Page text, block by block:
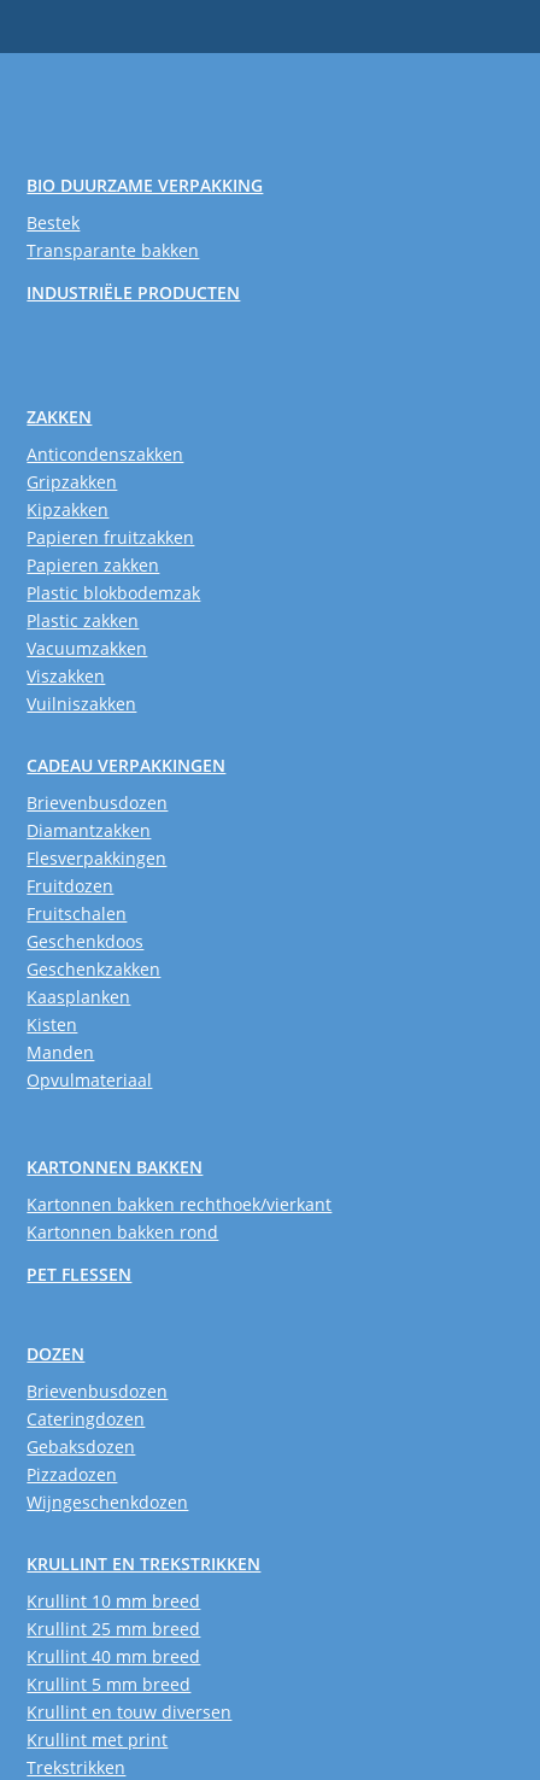
BIO DUURZAME VERPAKKING
Bestek
Transparante bakken
INDUSTRIËLE PRODUCTEN
ZAKKEN
Anticondenszakken
Gripzakken
Kipzakken
Papieren fruitzakken
Papieren zakken
Plastic blokbodemzak
Plastic zakken
Vacuumzakken
Viszakken
Vuilniszakken
CADEAU VERPAKKINGEN
Brievenbusdozen
Diamantzakken
Flesverpakkingen
Fruitdozen
Fruitschalen
Geschenkdoos
Geschenkzakken
Kaasplanken
Kisten
Manden
Opvulmateriaal
KARTONNEN BAKKEN
Kartonnen bakken rechthoek/vierkant
Kartonnen bakken rond
PET FLESSEN
DOZEN
Brievenbusdozen
Cateringdozen
Gebaksdozen
Pizzadozen
Wijngeschenkdozen
KRULLINT EN TREKSTRIKKEN
Krullint 10 mm breed
Krullint 25 mm breed
Krullint 40 mm breed
Krullint 5 mm breed
Krullint en touw diversen
Krullint met print
Trekstrikken